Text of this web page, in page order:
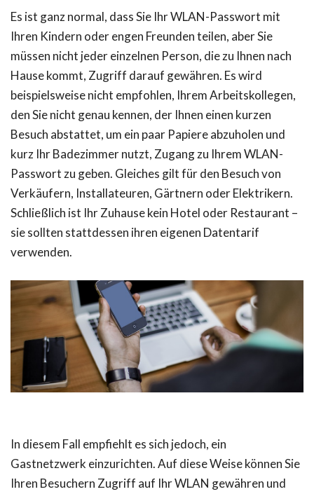
Es ist ganz normal, dass Sie Ihr WLAN-Passwort mit
Ihren Kindern oder engen Freunden teilen, aber Sie
müssen nicht jeder einzelnen Person, die zu Ihnen nach
Hause kommt, Zugriff darauf gewähren. Es wird
beispielsweise nicht empfohlen, Ihrem Arbeitskollegen,
den Sie nicht genau kennen, der Ihnen einen kurzen
Besuch abstattet, um ein paar Papiere abzuholen und
kurz Ihr Badezimmer nutzt, Zugang zu Ihrem WLAN-
Passwort zu geben. Gleiches gilt für den Besuch von
Verkäufern, Installateuren, Gärtnern oder Elektrikern.
Schließlich ist Ihr Zuhause kein Hotel oder Restaurant –
sie sollten stattdessen ihren eigenen Datentarif
verwenden.
In diesem Fall empfiehlt es sich jedoch, ein
Gastnetzwerk einzurichten. Auf diese Weise können Sie
Ihren Besuchern Zugriff auf Ihr WLAN gewähren und